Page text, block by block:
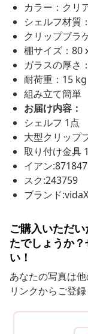
カラー：クリ
シェルフ材質
クリップブラ
棚サイズ：80
ガラスの厚さ
耐荷重：15 kg
組み立て簡単
お届け内容：
シェルフ 1点
大型クリップ
取り付け金具
イアン
スク:243759
ブランド
ご購入いただ
たでしょうか
い！
あなたの写真は
リンクからご登録